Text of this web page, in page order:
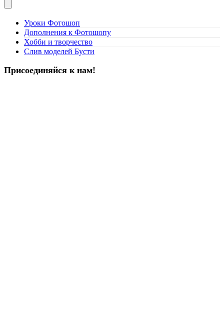
Уроки Фотошоп
Дополнения к Фотошопу
Хобби и творчество
Слив моделей Бусти
Присоединяйся к нам!